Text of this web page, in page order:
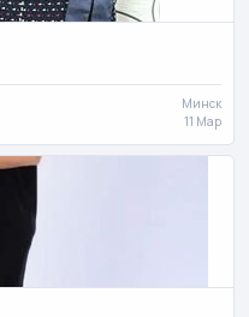
Минск
11 Мар